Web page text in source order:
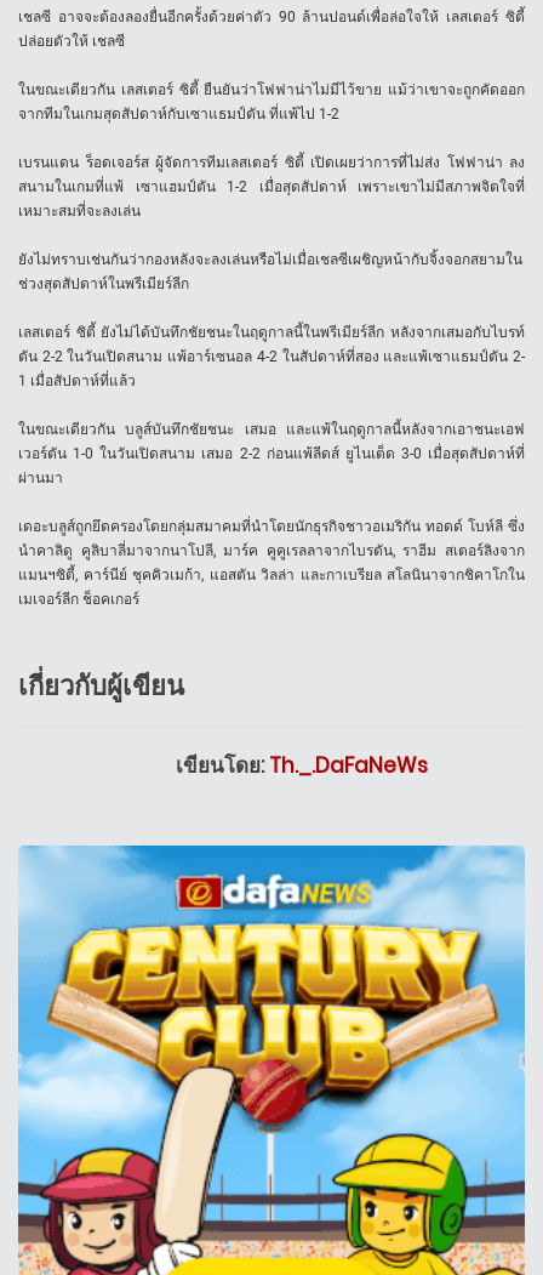
เชลซี อาจจะต้องลองยื่นอีกครั้งด้วยค่าตัว 90 ล้านปอนด์เพื่อล่อใจให้ เลสเตอร์ ซิตี้
ปล่อยตัวให้ เชลซี
ในขณะเดียวกัน เลสเตอร์ ซิตี้ ยืนยันว่าโฟฟาน่าไม่มีไว้ขาย แม้ว่าเขาจะถูกคัดออก
จากทีมในเกมสุดสัปดาห์กับเซาแธมป์ตัน ที่แพ้ไป 1-2
เบรนแดน ร็อดเจอร์ส ผู้จัดการทีมเลสเตอร์ ซิตี้ เปิดเผยว่าการที่ไม่ส่ง โฟฟาน่า ลง
สนามในเกมที่แพ้ เซาแฮมป์ตัน 1-2 เมื่อสุดสัปดาห์ เพราะเขาไม่มีสภาพจิตใจที่
เหมาะสมที่จะลงเล่น
ยังไม่ทราบเช่นกันว่ากองหลังจะลงเล่นหรือไม่เมื่อเชลซีเผชิญหน้ากับจิ้งจอกสยามใน
ช่วงสุดสัปดาห์ในพรีเมียร์ลีก
เลสเตอร์ ซิตี้ ยังไม่ได้บันทึกชัยชนะในฤดูกาลนี้ในพรีเมียร์ลีก หลังจากเสมอกับไบรท์
ตัน 2-2 ในวันเปิดสนาม แพ้อาร์เซนอล 4-2 ในสัปดาห์ที่สอง และแพ้เซาแธมป์ตัน 2-
1 เมื่อสัปดาห์ที่แล้ว
ในขณะเดียวกัน บลูส์บันทึกชัยชนะ เสมอ และแพ้ในฤดูกาลนี้หลังจากเอาชนะเอฟ
เวอร์ตัน 1-0 ในวันเปิดสนาม เสมอ 2-2 ก่อนแพ้ลีดส์ ยูไนเต็ด 3-0 เมื่อสุดสัปดาห์ที่
ผ่านมา
เดอะบลูส์ถูกยึดครองโดยกลุ่มสมาคมที่นำโดยนักธุรกิจชาวอเมริกัน ทอดด์ โบห์ลี ซึ่ง
นำคาลิดู คูลิบาลี่มาจากนาโปลี, มาร์ค คูคูเรลลาจากไบรตัน, ราฮีม สเตอร์ลิงจาก
แมนฯซิตี้, คาร์นีย์ ชุคคิวเมก้า, แอสตัน วิลล่า และกาเบรียล สโลนินาจากชิคาโกใน
เมเจอร์ลีก ช็อคเกอร์
เกี่ยวกับผู้เขียน
เขียนโดย:Th._.DaFaNeWs